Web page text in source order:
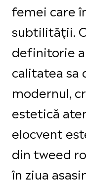
femei care
subtilității.
definitorie
calitatea sa
modernul,
estetică
elocvent
din tweed
în ziua